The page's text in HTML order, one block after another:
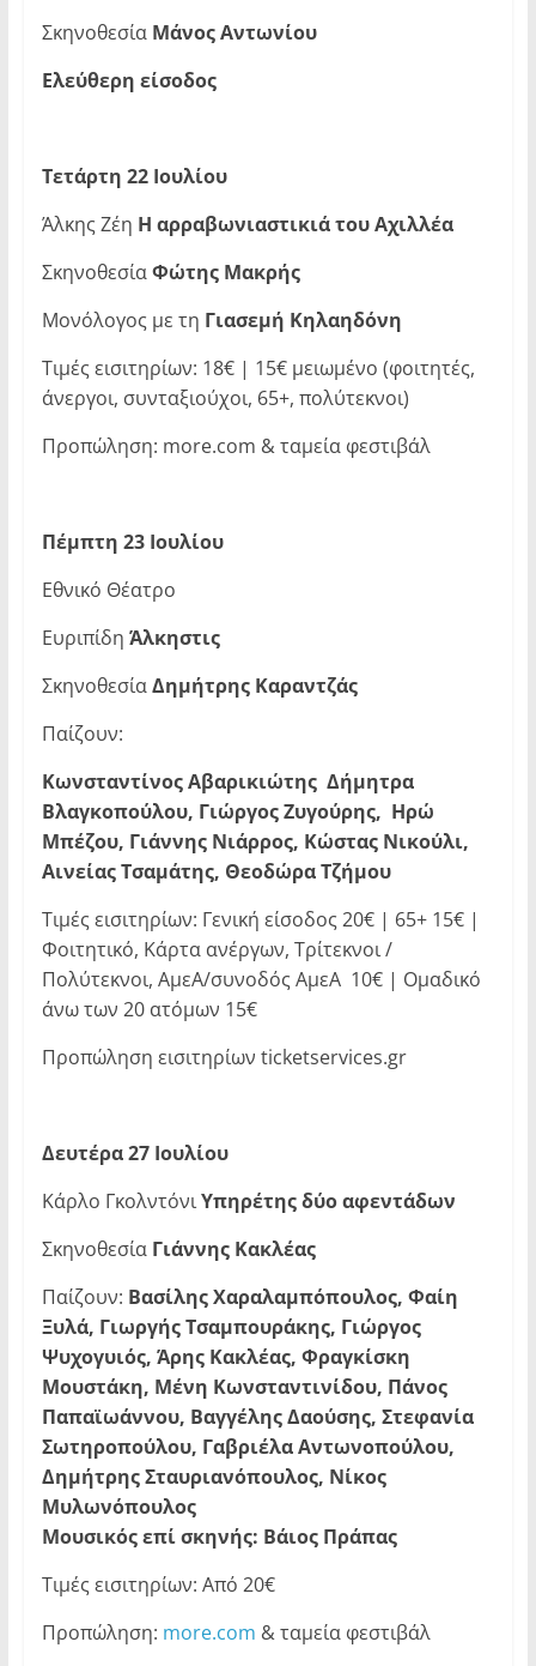
Σκηνοθεσία Μάνος Αντωνίου
Ελεύθερη είσοδος
Τετάρτη 22 Ιουλίου
Άλκης Ζέη Η αρραβωνιαστικιά του Αχιλλέα
ΣκηνοθεσίαΦώτης Μακρής
Μονόλογος με τη Γιασεμή Κηλαηδόνη
Τιμές εισιτηρίων: 18€ | 15€ μειωμένο (φοιτητές,
άνεργοι, συνταξιούχοι, 65+, πολύτεκνοι)
Προπώληση: more.com & ταμεία φεστιβάλ
Πέμπτη 23 Ιουλίου
Εθνικό Θέατρο
Ευριπίδη Άλκηστις
ΣκηνοθεσίαΔημήτρης Καραντζάς
Παίζουν:
Κωνσταντίνος Αβαρικιώτης Δήμητρα
Βλαγκοπούλου, Γιώργος Ζυγούρης, Ηρώ
Μπέζου, Γιάννης Νιάρρος, Κώστας Νικούλι,
Αινείας Τσαμάτης, Θεοδώρα Τζήμου
Τιμές εισιτηρίων: Γενική είσοδος 20€ | 65+ 15€ |
Φοιτητικό, Κάρτα ανέργων, Τρίτεκνοι /
Πολύτεκνοι, ΑμεΑ/συνοδός ΑμεΑ 10€ | Ομαδικό
άνω των 20 ατόμων 15€
Προπώληση εισιτηρίων ticketservices.gr
Δευτέρα 27 Ιουλίου
Κάρλο ΓκολντόνιΥπηρέτης δύο αφεντάδων
Σκηνοθεσία Γιάννης Κακλέας
Παίζουν: Βασίλης Χαραλαμπόπουλος, Φαίη
Ξυλά, Γιωργής Τσαμπουράκης, Γιώργος
Ψυχογυιός, Άρης Κακλέας, Φραγκίσκη
Μουστάκη, Μένη Κωνσταντινίδου, Πάνος
Παπαϊωάννου, Βαγγέλης Δαούσης, Στεφανία
Σωτηροπούλου, Γαβριέλα Αντωνοπούλου,
Δημήτρης Σταυριανόπουλος, Νίκος
Μυλωνόπουλος
Μουσικός επί σκηνής: Βάιος Πράπας
Τιμές εισιτηρίων: Από 20€
Προπώληση: more.com & ταμεία φεστιβάλ